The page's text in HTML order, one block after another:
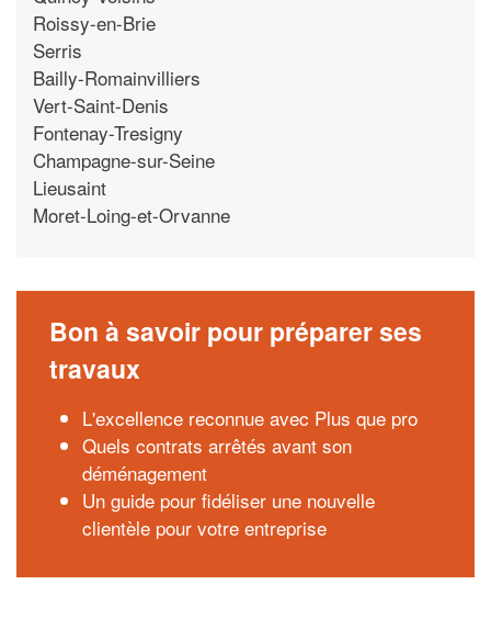
Roissy-en-Brie
Serris
Bailly-Romainvilliers
Vert-Saint-Denis
Fontenay-Tresigny
Champagne-sur-Seine
Lieusaint
Moret-Loing-et-Orvanne
Bon à savoir pour préparer ses
travaux
L'excellence reconnue avec Plus que pro
Quels contrats arrêtés avant son
déménagement
Un guide pour fidéliser une nouvelle
clientèle pour votre entreprise